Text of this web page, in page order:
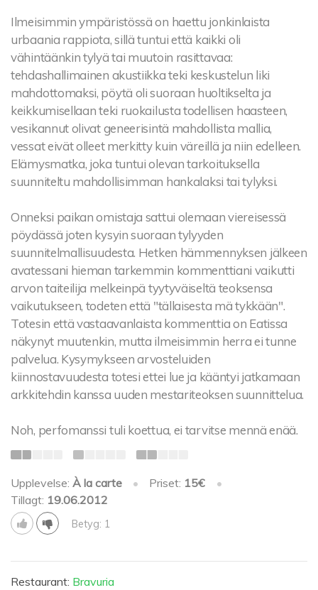
Ilmeisimmin ympäristössä on haettu jonkinlaista
urbaania rappiota, sillä tuntui että kaikki oli
vähintäänkin tylyä tai muutoin rasittavaa:
tehdashallimainen akustiikka teki keskustelun liki
mahdottomaksi, pöytä oli suoraan huoltikselta ja
keikkumisellaan teki ruokailusta todellisen haasteen,
vesikannut olivat geneerisintä mahdollista mallia,
vessat eivät olleet merkitty kuin väreillä ja niin edelleen.
Elämysmatka, joka tuntui olevan tarkoituksella
suunniteltu mahdollisimman hankalaksi tai tylyksi.
Onneksi paikan omistaja sattui olemaan viereisessä
pöydässä joten kysyin suoraan tylyyden
suunnitelmallisuudesta. Hetken hämmennyksen jälkeen
avatessani hieman tarkemmin kommenttiani vaikutti
arvon taiteilija melkeinpä tyytyväiseltä teoksensa
vaikutukseen, todeten että "tällaisesta mä tykkään".
Totesin että vastaavanlaista kommenttia on Eatissa
näkynyt muutenkin, mutta ilmeisimmin herra ei tunne
palvelua. Kysymykseen arvosteluiden
kiinnostavuudesta totesi ettei lue ja kääntyi jatkamaan
arkkitehdin kanssa uuden mestariteoksen suunnittelua.
Noh, perfomanssi tuli koettua, ei tarvitse mennä enää.
Upplevelse: À la carte • Priset: 15€
•
Tillagt: 19.06.2012
Betyg: 1
Restaurant: Bravuria